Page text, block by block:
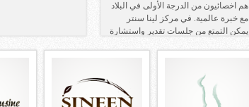
هم اخصائيون من الدرجة الأولى في البلاد
مع خبرة عالمية. في مركز لينا سنتر
يمكن التمتع من جلسات تقدير واستشارة